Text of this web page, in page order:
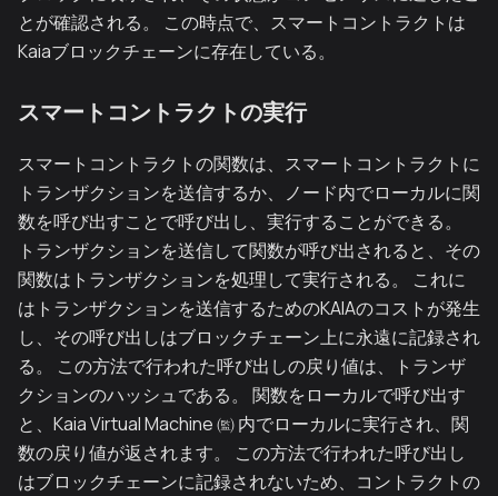
とが確認される。 この時点で、スマートコントラクトは
Kaiaブロックチェーンに存在している。
スマートコントラクトの実行
スマートコントラクトの関数は、スマートコントラクトに
トランザクションを送信するか、ノード内でローカルに関
数を呼び出すことで呼び出し、実行することができる。
トランザクションを送信して関数が呼び出されると、その
関数はトランザクションを処理して実行される。 これに
はトランザクションを送信するためのKAIAのコストが発生
し、その呼び出しはブロックチェーン上に永遠に記録され
る。 この方法で行われた呼び出しの戻り値は、トランザ
クションのハッシュである。 関数をローカルで呼び出す
と、Kaia Virtual Machine ㈼ 内でローカルに実行され、関
数の戻り値が返されます。 この方法で行われた呼び出し
はブロックチェーンに記録されないため、コントラクトの